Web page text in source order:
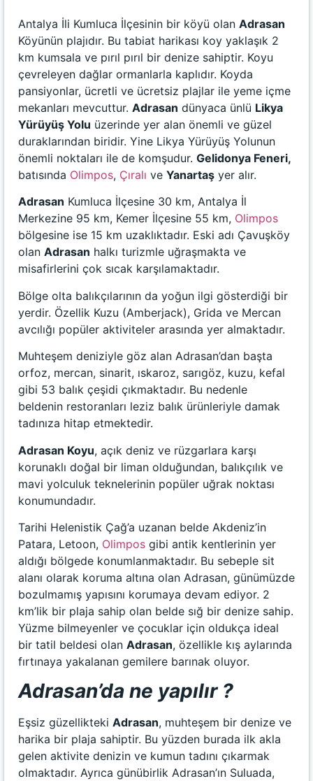
Antalya İli Kumluca İlçesinin bir köyü olan Adrasan
Köyünün plajıdır. Bu tabiat harikası koy yaklaşık 2
km kumsala ve pırıl pırıl bir denize sahiptir. Koyu
çevreleyen dağlar ormanlarla kaplıdır. Koyda
pansiyonlar, ücretli ve ücretsiz plajlar ile yeme içme
mekanları mevcuttur. Adrasan dünyaca ünlü Likya
Yürüyüş Yolu üzerinde yer alan önemli ve güzel
duraklarından biridir. Yine Likya Yürüyüş Yolunun
önemli noktaları ile de komşudur. Gelidonya Feneri,
batısında Olimpos, Çıralı ve Yanartaş yer alır.
Adrasan Kumluca İlçesine 30 km, Antalya İl
Merkezine 95 km, Kemer İlçesine 55 km, Olimpos
bölgesine ise 15 km uzaklıktadır. Eski adı Çavuşköy
olan Adrasan halkı turizmle uğraşmakta ve
misafirlerini çok sıcak karşılamaktadır.
Bölge olta balıkçılarının da yoğun ilgi gösterdiği bir
yerdir. Özellik Kuzu (Amberjack), Grida ve Mercan
avcılığı popüler aktiviteler arasında yer almaktadır.
Muhteşem deniziyle göz alan Adrasan’dan başta
orfoz, mercan, sinarit, ıskaroz, sarıgöz, kuzu, kefal
gibi 53 balık çeşidi çıkmaktadır. Bu nedenle
beldenin restoranları leziz balık ürünleriyle damak
tadınıza hitap etmektedir.
Adrasan Koyu, açık deniz ve rüzgarlara karşı
korunaklı doğal bir liman olduğundan, balıkçılık ve
mavi yolculuk teknelerinin popüler uğrak noktası
konumundadır.
Tarihi Helenistik Çağ’a uzanan belde Akdeniz’in
Patara, Letoon, Olimpos gibi antik kentlerinin yer
aldığı bölgede konumlanmaktadır. Bu sebeple sit
alanı olarak koruma altına olan Adrasan, günümüzde
bozulmamış yapısını korumaya devam ediyor. 2
km’lik bir plaja sahip olan belde sığ bir denize sahip.
Yüzme bilmeyenler ve çocuklar için oldukça ideal
bir tatil beldesi olan Adrasan, özellikle kış aylarında
fırtınaya yakalanan gemilere barınak oluyor.
Adrasan’da ne yapılır ?
Eşsiz güzellikteki Adrasan, muhteşem bir denize ve
harika bir plaja sahiptir. Bu yüzden burada ilk akla
gelen aktivite denizin ve kumun tadını çıkarmak
olmaktadır. Ayrıca günübirlik Adrasan’ın Suluada,